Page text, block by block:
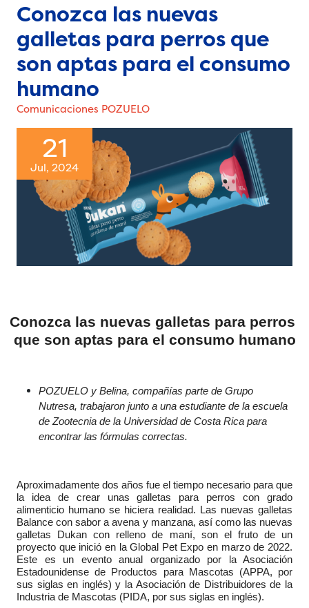
Conozca las nuevas
galletas para perros que
son aptas para el consumo
humano
Comunicaciones POZUELO
21
Jul, 2024
Conozca las nuevas galletas para perros
que son aptas para el consumo humano
POZUELO y Belina, compañías parte de Grupo
Nutresa, trabajaron junto a una estudiante de la escuela
de Zootecnia de la Universidad de Costa Rica para
encontrar las fórmulas correctas.
Aproximadamente dos años fue el tiempo necesario para que
la idea de crear unas galletas para perros con grado
alimenticio humano se hiciera realidad. Las nuevas galletas
Balance con sabor a avena y manzana, así como las nuevas
galletas Dukan con relleno de maní, son el fruto de un
proyecto que inició en la Global Pet Expo en marzo de 2022.
Este es un evento anual organizado por la Asociación
Estadounidense de Productos para Mascotas (APPA, por
sus siglas en inglés) y la Asociación de Distribuidores de la
Industria de Mascotas (PIDA, por sus siglas en inglés).